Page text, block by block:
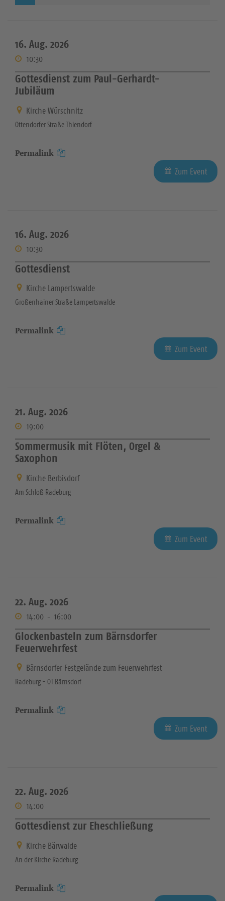
16. Aug. 2026
10:30
Gottesdienst zum Paul-Gerhardt-
Jubiläum
Kirche Würschnitz
Ottendorfer Straße Thiendorf
Permalink
Zum Event
16. Aug. 2026
10:30
Gottesdienst
Kirche Lampertswalde
Großenhainer Straße Lampertswalde
Permalink
Zum Event
21. Aug. 2026
19:00
Sommermusik mit Flöten, Orgel &
Saxophon
Kirche Berbisdorf
Am Schloß Radeburg
Permalink
Zum Event
22. Aug. 2026
14:00 - 16:00
Glockenbasteln zum Bärnsdorfer
Feuerwehrfest
Bärnsdorfer Festgelände zum Feuerwehrfest
Radeburg - OT Bärnsdorf
Permalink
Zum Event
22. Aug. 2026
14:00
Gottesdienst zur Eheschließung
Kirche Bärwalde
An der Kirche Radeburg
Permalink